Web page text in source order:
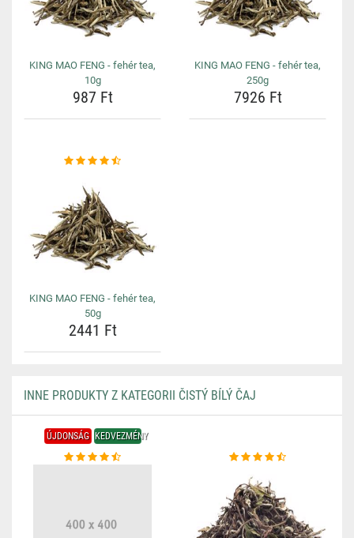
KING MAO FENG - fehér tea,
10g
987 Ft
KING MAO FENG - fehér tea,
250g
7926 Ft
KING MAO FENG - fehér tea,
50g
2441 Ft
INNE PRODUKTY Z KATEGORII ČISTÝ BÍLÝ ČAJ
ÚJDONSÁG KEDVEZMÉNY